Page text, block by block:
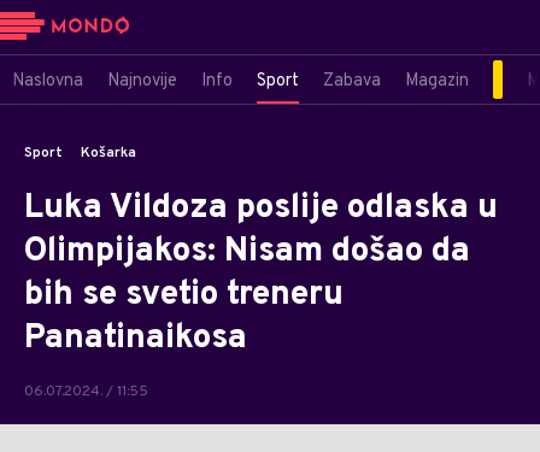
Naslovna Najnovije Info Sport Zabava Magazin
Sport Košarka
Luka Vildoza poslije odlaska u
Olimpijakos: Nisam došao da
bih se svetio treneru
Panatinaikosa
06.07.2024. / 11:55